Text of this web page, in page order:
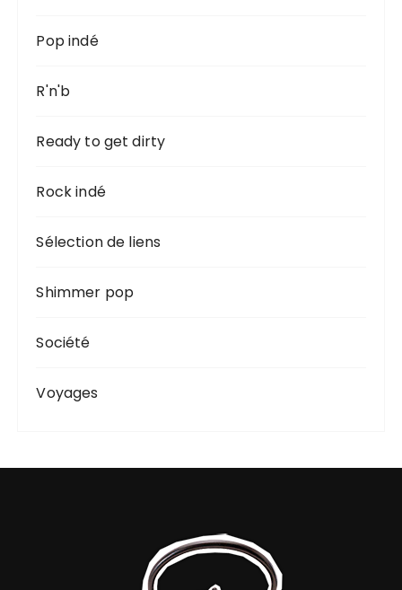
Pop indé
R'n'b
Ready to get dirty
Rock indé
Sélection de liens
Shimmer pop
Société
Voyages